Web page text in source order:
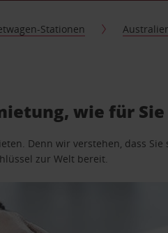
Stationen
wie für
Denn wir verstehen, dass
zur Welt bereit.